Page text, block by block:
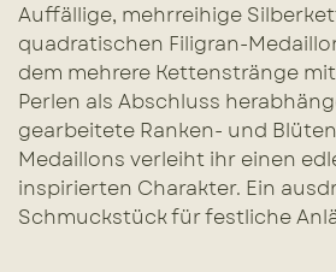
Auffällige, mehrreihige
quadratischen Filigran-
dem mehrere Kettenstränge
Perlen als Abschluss
gearbeitete Ranken- und
Medaillons verleiht ihr einen
inspirierten Charakter. Ein
Schmuckstück für festliche